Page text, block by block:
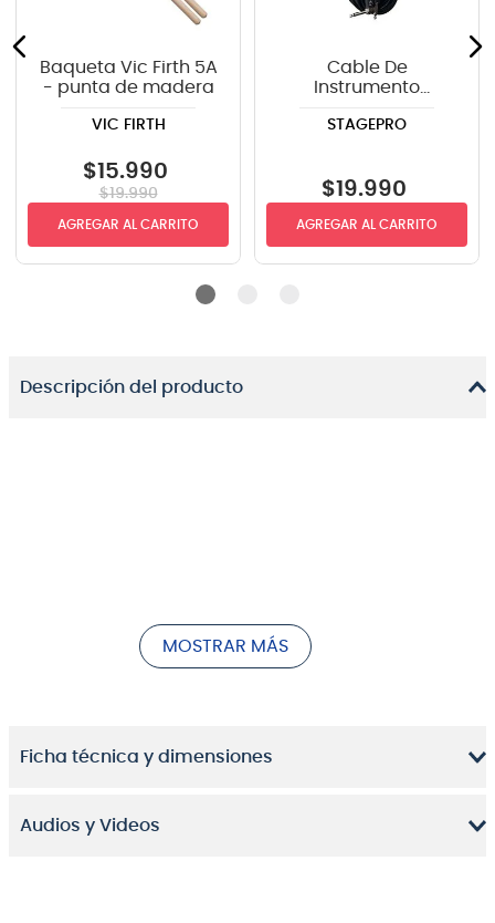
Baqueta Vic Firth 5A
- punta de madera
VIC FIRTH
$15.990
$19.990
AGREGAR AL CARRITO
Cable De
Instrumento
recto-angulo 6mts
STAGEPRO
$19.990
AGREGAR AL CARRITO
Descripción del producto
MOSTRAR MÁS
Ficha técnica y dimensiones
Audios y Videos